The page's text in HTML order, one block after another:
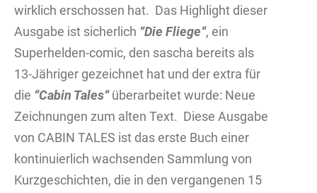
wirklich erschossen hat. Das Highlight dieser
Ausgabe ist sicherlich “Die Fliege“, ein
Superhelden-comic, den sascha bereits als
13-Jähriger gezeichnet hat und der extra für
die “Cabin Tales“überarbeitet wurde: Neue
Zeichnungen zum alten Text. Diese Ausgabe
von CABIN TALES ist das erste Buch einer
kontinuierlich wachsenden Sammlung von
Kurzgeschichten, die in den vergangenen 15